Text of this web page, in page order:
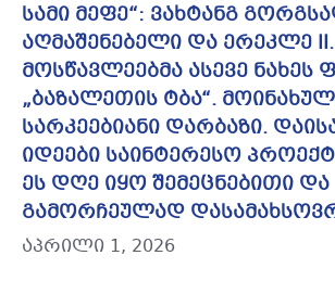
სამი მეფე“: ვახტანგ
აღმაშენებელი და ერეკლე II.
მოსწავლეებმა ასევე ნახეს
„ბაზალეთის ტბა“.
სარკეებიანი დარბაზი.
იდეები საინტერესო
ეს დღე იყო შემეცნებითი და
გამორჩეულად
აპრილი 1, 2026